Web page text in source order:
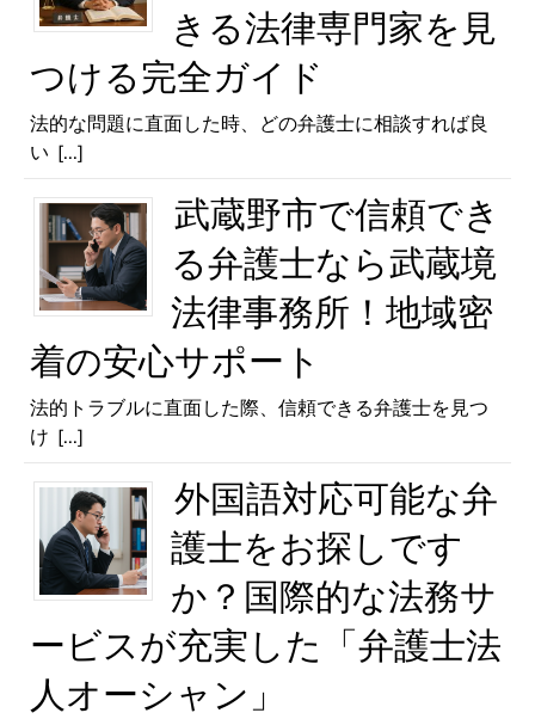
きる法律専門家を見
つける完全ガイド
法的な問題に直面した時、どの弁護士に相談すれば良
い [...]
武蔵野市で信頼でき
る弁護士なら武蔵境
法律事務所！地域密
着の安心サポート
法的トラブルに直面した際、信頼できる弁護士を見つ
け [...]
外国語対応可能な弁
護士をお探しです
か？国際的な法務サ
ービスが充実した「弁護士法
人オーシャン」